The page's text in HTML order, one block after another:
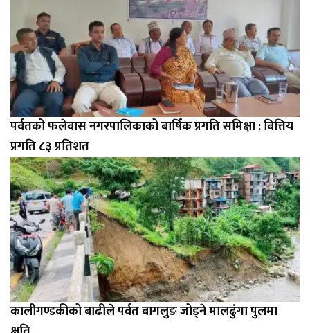
पर्वतको फलेवास नगरपालिकाको बार्षिक प्रगति समिक्षा : वित्तिय
प्रगति ८३ प्रतिशत
कालीगण्डकीको बाढीले पर्वत बागलुङ जोड्ने मालढुंगा पुलमा